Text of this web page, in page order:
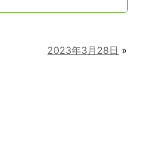
2023年3月28日 »